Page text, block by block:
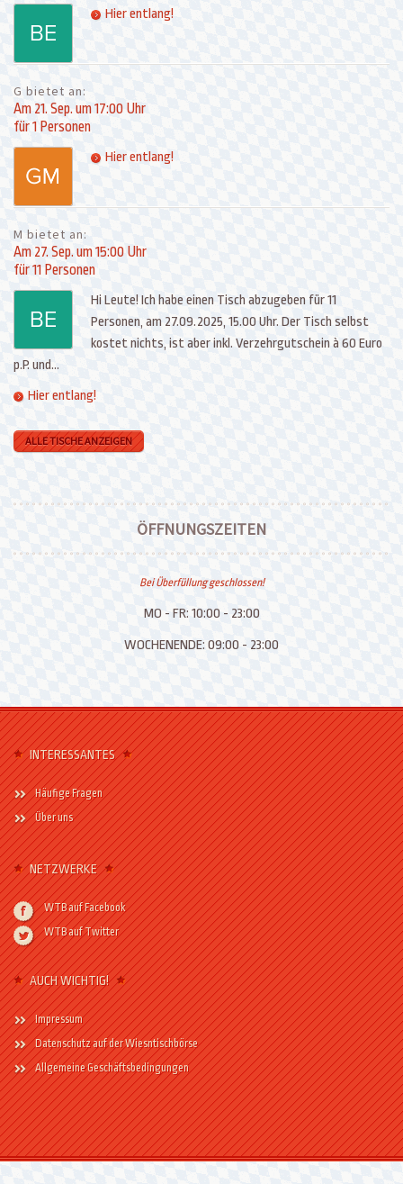
Hier entlang!
G bietet an:
Am 21. Sep. um 17:00 Uhr
für 1 Personen
Hier entlang!
M bietet an:
Am 27. Sep. um 15:00 Uhr
für 11 Personen
Hi Leute! Ich habe einen Tisch abzugeben für 11
Personen, am 27.09.2025, 15.00 Uhr. Der Tisch selbst
kostet nichts, ist aber inkl. Verzehrgutschein à 60 Euro
p.P. und...
Hier entlang!
ALLE TISCHE ANZEIGEN
ÖFFNUNGSZEITEN
Bei Überfüllung geschlossen!
MO - FR: 10:00 - 23:00
WOCHENENDE: 09:00 - 23:00
INTERESSANTES
Häufige Fragen
Über uns
NETZWERKE
WTB auf Facebook
WTB auf Twitter
AUCH WICHTIG!
Impressum
Datenschutz auf der Wiesntischbörse
Allgemeine Geschäftsbedingungen